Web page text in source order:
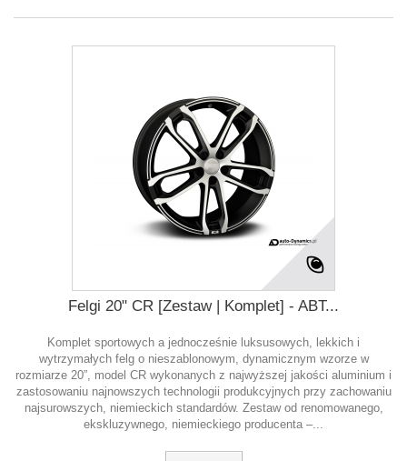
Felgi 20" CR [Zestaw | Komplet] - ABT...
Komplet sportowych a jednocześnie luksusowych, lekkich i
wytrzymałych felg o nieszablonowym, dynamicznym wzorze w
rozmiarze 20”, model CR wykonanych z najwyższej jakości aluminium i
zastosowaniu najnowszych technologii produkcyjnych przy zachowaniu
najsurowszych, niemieckich standardów. Zestaw od renomowanego,
ekskluzywnego, niemieckiego producenta –...